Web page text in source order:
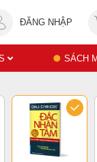
ĐĂNG NHẬP
SÁCH